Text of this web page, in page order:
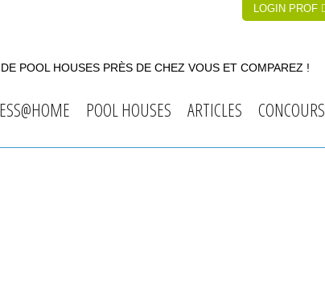
LOGIN PROF
POOL HOUSES PRÈS DE CHEZ VOUS ET COMPAREZ !
POOL HOUSES ARTICLES CONCOURS